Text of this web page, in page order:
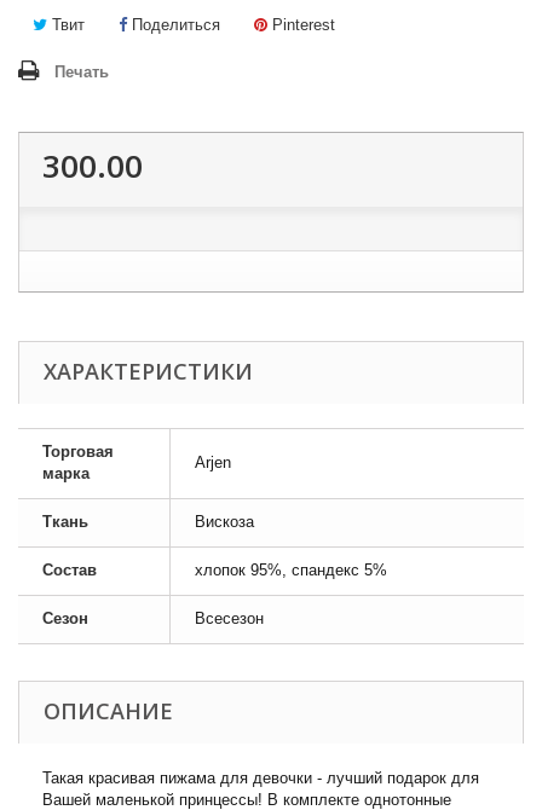
Твит Поделиться Pinterest
Печать
300.00
ХАРАКТЕРИСТИКИ
Торговая
марка
Arjen
Ткань Вискоза
Состав хлопок 95%, спандекс 5%
Сезон Всесезон
ОПИСАНИЕ
Такая красивая пижама для девочки - лучший подарок для
Вашей маленькой принцессы! В комплекте однотонные